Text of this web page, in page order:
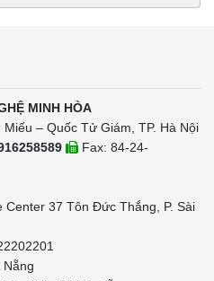
MINH HÒA
– Quốc Tử Giám, TP. Hà Nội
Fax: 84-24-
Center 37 Tôn Đức Thắng, P. Sài